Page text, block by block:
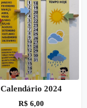
Calendário 2024
R$ 6,00